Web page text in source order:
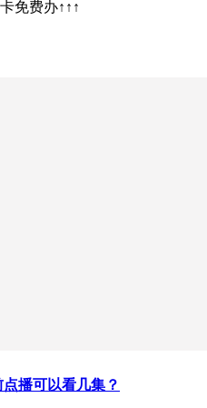
免费办↑↑↑
播可以看几集？